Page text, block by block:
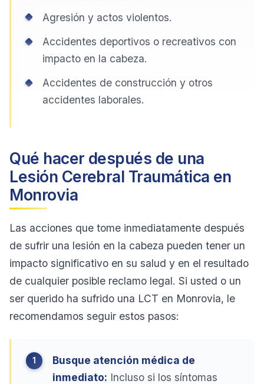
Agresión y actos violentos.
Accidentes deportivos o recreativos con
impacto en la cabeza.
Accidentes de construcción y otros
accidentes laborales.
Qué hacer después de una
Lesión Cerebral Traumática en
Monrovia
Las acciones que tome inmediatamente después
de sufrir una lesión en la cabeza pueden tener un
impacto significativo en su salud y en el resultado
de cualquier posible reclamo legal. Si usted o un
ser querido ha sufrido una LCT en Monrovia, le
recomendamos seguir estos pasos:
Busque atención médica de
inmediato: Incluso si los síntomas